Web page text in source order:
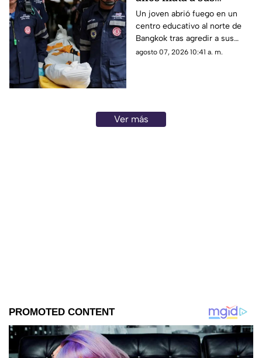
abuelos y 5 profesores
en tiroteo
Un joven abrió fuego en un
centro educativo al norte de
Bangkok tras agredir a sus
familiares; el incidente dejó
agosto 07, 2026 10:41 a. m.
Ver más